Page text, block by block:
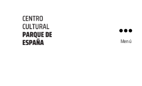
Menú